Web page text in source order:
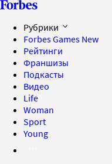
Рубрики
Forbes Games New
Рейтинги
Франшизы
Подкасты
Видео
Life
Woman
Sport
Young